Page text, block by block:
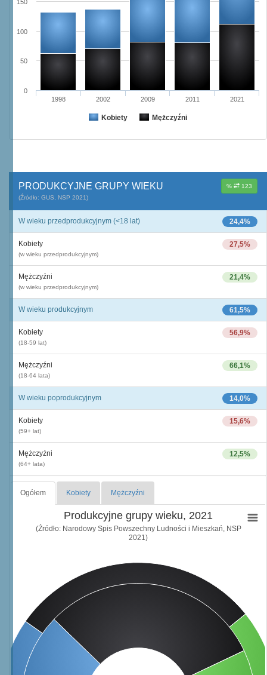
Kobiety Mężczyźni
1998 2002 2009 2011 2021
0
50
100
150
% 123
PRODUKCYJNE GRUPY WIEKU
(Źródło: GUS, NSP 2021)
24,4%
W wieku przedprodukcyjnym (<18 lat)
27,5%
Kobiety
(w wieku przedprodukcyjnym)
21,4%
Mężczyźni
(w wieku przedprodukcyjnym)
61,5%
W wieku produkcyjnym
56,9%
Kobiety
(18-59 lat)
66,1%
Mężczyźni
(18-64 lata)
14,0%
W wieku poprodukcyjnym
15,6%
Kobiety
(59+ lat)
12,5%
Mężczyźni
(64+ lata)
Ogółem Kobiety Mężczyźni
Produkcyjne grupy wieku, 2021
(Źródło: Narodowy Spis Powszechny Ludności i Mieszkań, NSP
2021)